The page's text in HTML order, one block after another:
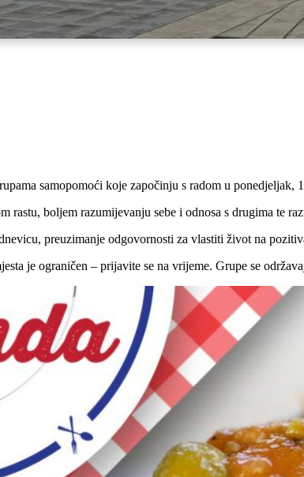
samopomoći koje započinju s radom u ponedjeljak,
rastu, boljem razumijevanju sebe i odnosa s drugima te
preuzimanje odgovornosti za vlastiti život na
je ograničen – prijavite se na vrijeme. Grupe se